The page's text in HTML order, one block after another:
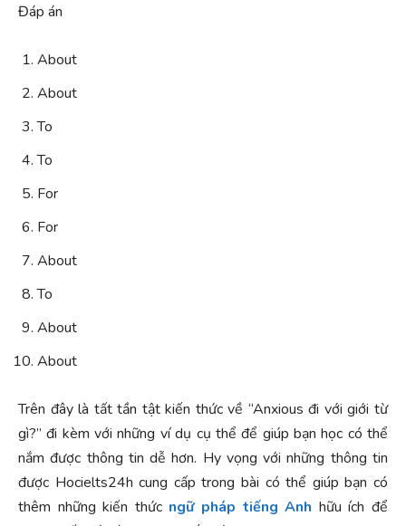
Đáp án
About
About
To
To
For
For
About
To
About
About
Trên đây là tất tần tật kiến thức về “Anxious đi với giới từ
gì?” đi kèm với những ví dụ cụ thể để giúp bạn học có thể
nắm được thông tin dễ hơn. Hy vọng với những thông tin
được Hocielts24h cung cấp trong bài có thể giúp bạn có
thêm những kiến thức ngữ pháp tiếng Anh hữu ích để